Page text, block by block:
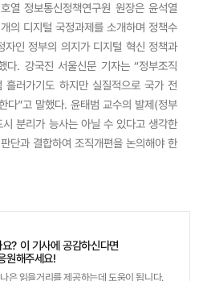
열 정보통신정책연구원 원장은 윤석열
의 디지털 국정과제를 소개하며 정책수
자인 정부의 의지가 디지털 혁신 정책과
다. 강국진 서울신문 기자는 “정부조직
흘러가기도 하지만 실질적으로 국가 전
다”고 말했다. 윤태범 교수의 발제(정부
분리가 능사는 아닐 수 있다고 생각한
단과 결합하여 조직개편을 논의해야 한
요? 이 기사에 공감하신다면
원해주세요!
은 읽을거리를 제공하는데 도움이 됩니다.